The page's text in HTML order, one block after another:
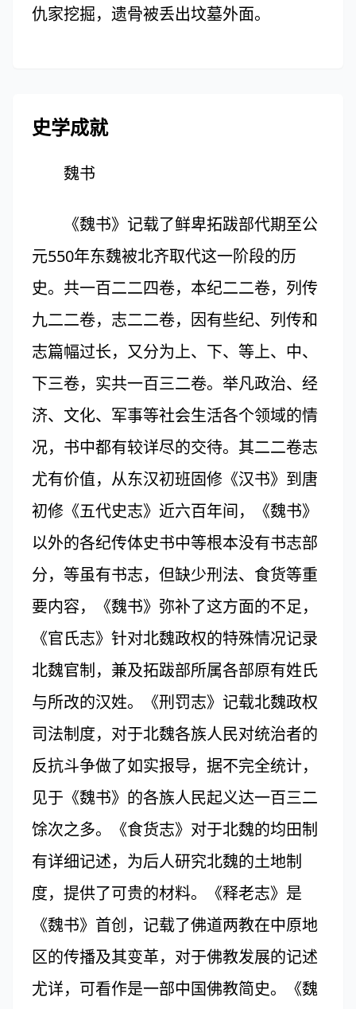
仇家挖掘，遗骨被丢出坟墓外面。
史学成就
魏书
《魏书》记载了鲜卑拓跋部代期至公
元550年东魏被北齐取代这一阶段的历
史。共一百二二四卷，本纪二二卷，列传
九二二卷，志二二卷，因有些纪、列传和
志篇幅过长，又分为上、下、等上、中、
下三卷，实共一百三二卷。举凡政治、经
济、文化、军事等社会生活各个领域的情
况，书中都有较详尽的交待。其二二卷志
尤有价值，从东汉初班固修《汉书》到唐
初修《五代史志》近六百年间，《魏书》
以外的各纪传体史书中等根本没有书志部
分，等虽有书志，但缺少刑法、食货等重
要内容，《魏书》弥补了这方面的不足，
《官氏志》针对北魏政权的特殊情况记录
北魏官制，兼及拓跋部所属各部原有姓氏
与所改的汉姓。《刑罚志》记载北魏政权
司法制度，对于北魏各族人民对统治者的
反抗斗争做了如实报导，据不完全统计，
见于《魏书》的各族人民起义达一百三二
馀次之多。《食货志》对于北魏的均田制
有详细记述，为后人研究北魏的土地制
度，提供了可贵的材料。《释老志》是
《魏书》首创，记载了佛道两教在中原地
区的传播及其变革，对于佛教发展的记述
尤详，可看作是一部中国佛教简史。《魏